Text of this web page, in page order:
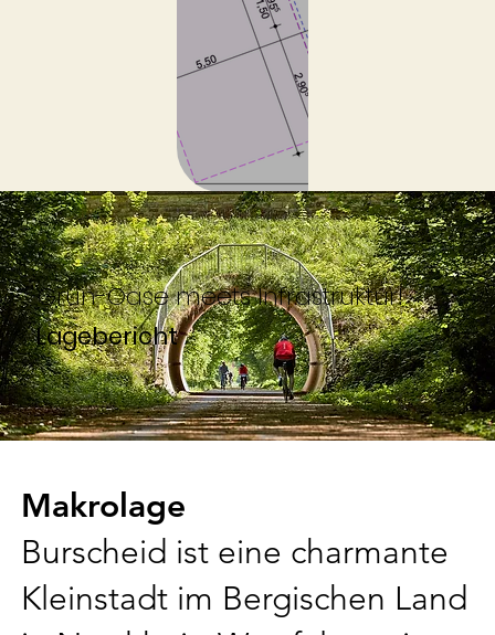
Grün-Oase meets Infrastruktur!
Lagebericht
Makrolage
Burscheid ist eine charmante
Kleinstadt im Bergischen Land